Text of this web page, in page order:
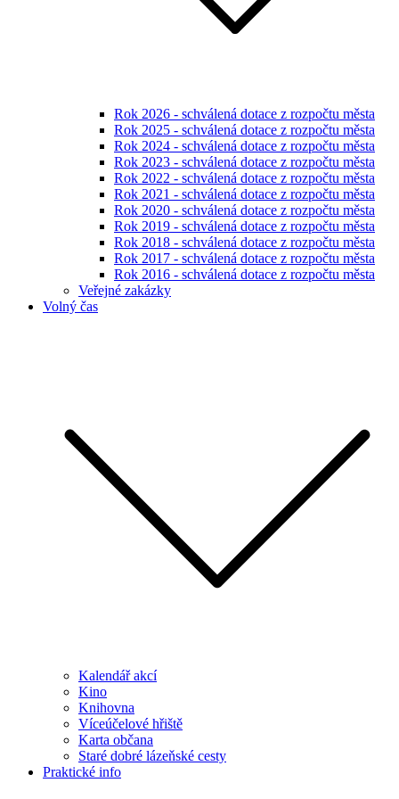
Rok 2026 - schválená dotace z rozpočtu města
Rok 2025 - schválená dotace z rozpočtu města
Rok 2024 - schválená dotace z rozpočtu města
Rok 2023 - schválená dotace z rozpočtu města
Rok 2022 - schválená dotace z rozpočtu města
Rok 2021 - schválená dotace z rozpočtu města
Rok 2020 - schválená dotace z rozpočtu města
Rok 2019 - schválená dotace z rozpočtu města
Rok 2018 - schválená dotace z rozpočtu města
Rok 2017 - schválená dotace z rozpočtu města
Rok 2016 - schválená dotace z rozpočtu města
Veřejné zakázky
Volný čas
Kalendář akcí
Kino
Knihovna
Víceúčelové hřiště
Karta občana
Staré dobré lázeňské cesty
Praktické info